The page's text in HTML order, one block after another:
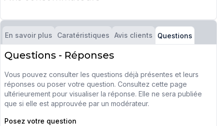
En savoir plus Caratéristiques Avis clients Questions
Questions - Réponses
Vous pouvez consulter les questions déjà présentes et leurs
réponses ou poser votre question. Consultez cette page
ultérieurement pour visualiser la réponse. Elle ne sera publiée
que si elle est approuvée par un modérateur.
Posez votre question